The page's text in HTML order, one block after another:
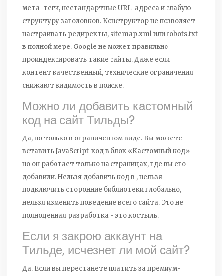
мета-теги, нестандартные URL-адреса и слабую
структуру заголовков. Конструктор не позволяет
настраивать редиректы, sitemap.xml или robots.txt
в полной мере. Google не может правильно
проиндексировать такие сайты. Даже если
контент качественный, технические ограничения
снижают видимость в поиске.
Можно ли добавить кастомный
код на сайт Тильды?
Да, но только в ограниченном виде. Вы можете
вставить JavaScript-код в блок «Кастомный код» -
но он работает только на страницах, где вы его
добавили. Нельзя добавить код в , нельзя
подключить сторонние библиотеки глобально,
нельзя изменить поведение всего сайта. Это не
полноценная разработка - это костыль.
Если я закрою аккаунт на
Тильде, исчезнет ли мой сайт?
Да. Если вы перестанете платить за премиум-